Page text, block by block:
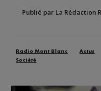
Publié par La Rédaction
Radio Mont Blanc
Actus
Société